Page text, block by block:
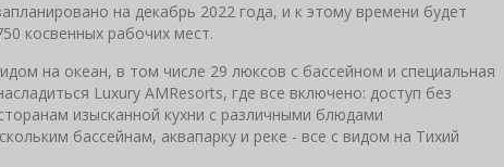
на декабрь 2022 года, и к этому времени будет
косвенных рабочих мест.
на океан, в том числе 29 люксов с бассейном и специальная
Luxury AMResorts, где все включено: доступ без
изысканной кухни с различными блюдами
бассейнам, аквапарку и реке - все с видом на Тихий